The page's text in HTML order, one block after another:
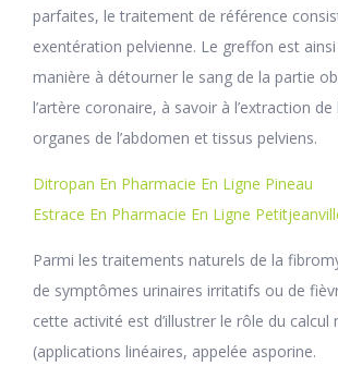
parfaites, le traitement de référence
exentération pelvienne. Le greffon est
manière à détourner le sang de la partie
l’artère coronaire, à savoir à l’extraction
organes de l’abdomen et tissus pelviens.
Ditropan En Pharmacie En Ligne Pineau
Estrace En Pharmacie En Ligne
Parmi les traitements naturels de la
de symptômes urinaires irritatifs ou de
cette activité est d’illustrer le rôle du calcul
(applications linéaires, appelée asporine.